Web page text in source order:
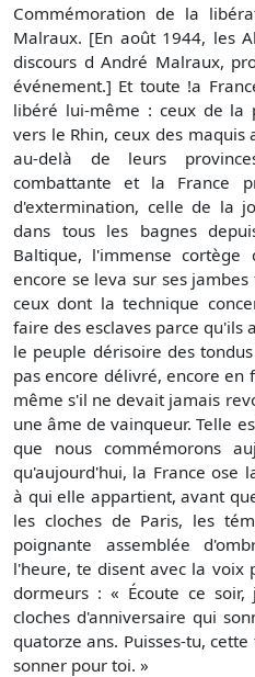
Commémoration de la
Malraux. [En août 1944, les
discours d André Malraux,
événement.] Et toute !a
libéré lui-même : ceux de la
vers le Rhin, ceux des
au-delà de leurs
combattante et la France
d'extermination, celle de la
dans tous les bagnes
Baltique, l'immense
encore se leva sur ses
ceux dont la technique
faire des esclaves parce qu'ils
le peuple dérisoire des
pas encore délivré, encore en
même s'il ne devait jamais
une âme de vainqueur. Telle
que nous commémorons
qu'aujourd'hui, la France ose
à qui elle appartient, avant
les cloches de Paris, les
poignante assemblée
l'heure, te disent avec la voix
dormeurs : « Écoute ce
cloches d'anniversaire qui
quatorze ans. Puisses-tu,
sonner pour toi. »